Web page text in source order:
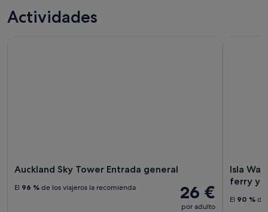
Actividades
Auckland Sky Tower Entrada general
26 €
por adulto
El 96 % de los viajeros la recomienda
Isla
ferry y
El 90 % de